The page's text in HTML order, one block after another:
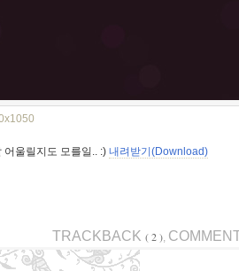
어울릴지도 모를일.. :) 내려받기(Download)
TRACKBACK ( 2 ),